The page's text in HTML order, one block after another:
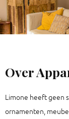
Over
Limone heeft geen
ornamenten,